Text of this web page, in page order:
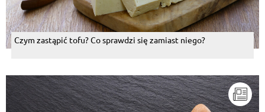
Czym zastąpić tofu? Co sprawdzi się zamiast niego?